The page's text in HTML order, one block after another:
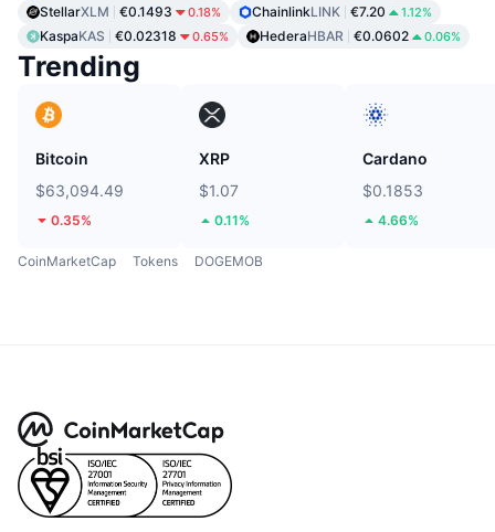
StellarXLM €0.1493 0.18% ChainlinkLINK €7.20 1.12%
KaspaKAS €0.02318 0.65% HederaHBAR €0.0602 0.06%
Trending
Bitcoin
$63,094.49
0.35%
XRP
$1.07
0.11%
Cardano
$0.1853
4.66%
CoinMarketCap Tokens DOGEMOB